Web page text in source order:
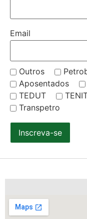
Email
Outros
Aposentados
TEDUT
Transpetro
Inscreva-se